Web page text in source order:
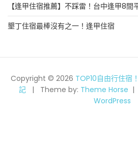
【逢甲住宿推薦】不踩雷！台中逢甲8間
墾丁住宿最棒沒有之一！逢甲住宿
Copyright © 2026 TOP10自由行住宿
記
Theme by: Theme Horse
WordPress